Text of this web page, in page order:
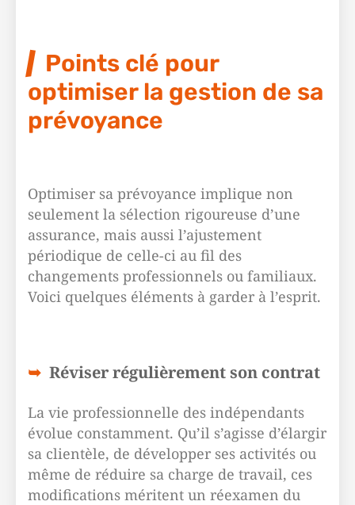
Points clé pour
optimiser la gestion de sa
prévoyance
Optimiser sa prévoyance implique non
seulement la sélection rigoureuse d’une
assurance, mais aussi l’ajustement
périodique de celle-ci au fil des
changements professionnels ou familiaux.
Voici quelques éléments à garder à l’esprit.
Réviser régulièrement son contrat
La vie professionnelle des indépendants
évolue constamment. Qu’il s’agisse d’élargir
sa clientèle, de développer ses activités ou
même de réduire sa charge de travail, ces
modifications méritent un réexamen du